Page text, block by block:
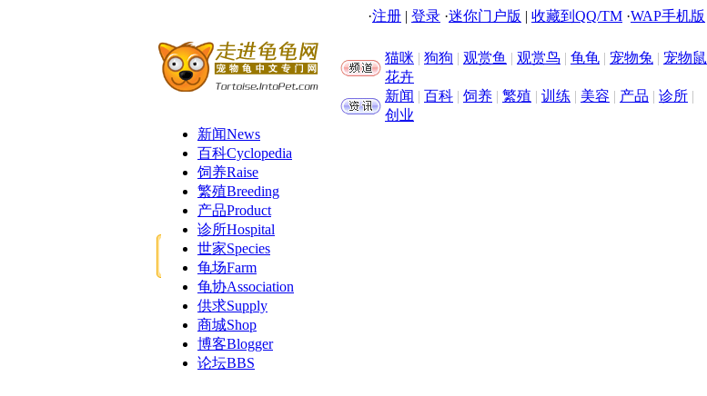
·注册 | 登录 ·迷你门户版 | 收藏到QQ/TM ·WAP手机版
猫咪 | 狗狗 | 观赏鱼 | 观赏鸟 | 龟龟 | 宠物兔 | 宠物鼠
花卉
新闻 | 百科 | 饲养 | 繁殖 | 训练 | 美容 | 产品 | 诊所 |
创业
新闻News
百科Cyclopedia
饲养Raise
繁殖Breeding
产品Product
诊所Hospital
世家Species
龟场Farm
龟协Association
供求Supply
商城Shop
博客Blogger
论坛BBS